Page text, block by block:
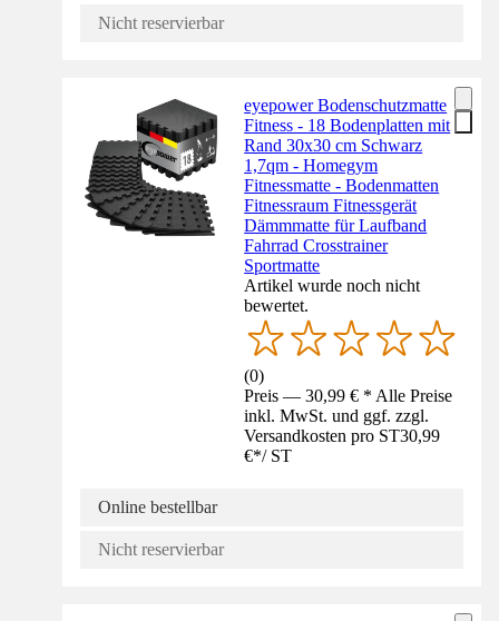
Nicht reservierbar
eyepower Bodenschutzmatte
Fitness - 18 Bodenplatten mit
Rand 30x30 cm Schwarz
1,7qm - Homegym
Fitnessmatte - Bodenmatten
Fitnessraum Fitnessgerät
Dämmmatte für Laufband
Fahrrad Crosstrainer
Sportmatte
Artikel wurde noch nicht
bewertet.
(0)
Preis — 30,99 € * Alle Preise
inkl. MwSt. und ggf. zzgl.
Versandkosten pro ST30,99
€*/ ST
Online bestellbar
Nicht reservierbar